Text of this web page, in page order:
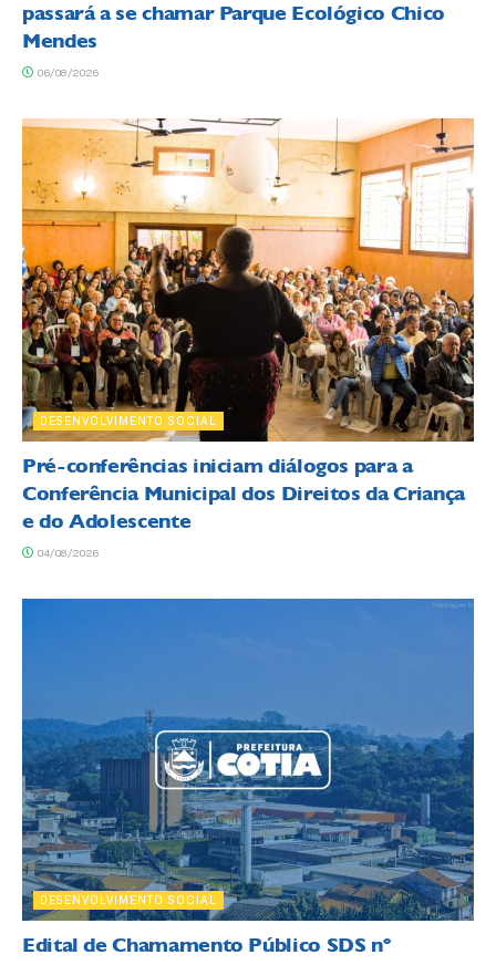
passará a se chamar Parque Ecológico Chico
Mendes
06/08/2026
DESENVOLVIMENTO SOCIAL
Pré-conferências iniciam diálogos para a
Conferência Municipal dos Direitos da Criança
e do Adolescente
04/08/2026
DESENVOLVIMENTO SOCIAL
Edital de Chamamento Público SDS nº